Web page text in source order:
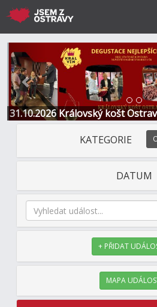
31.10.2026 Královský košt
Restaurace a Hotel
Předchozí
KATEGORIE
DATUM
+ PŘIDAT
MAPA